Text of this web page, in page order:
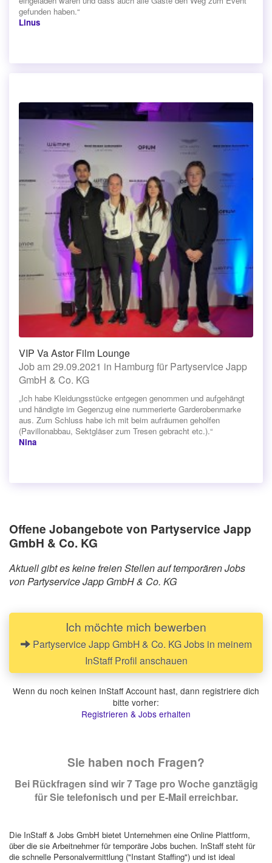
gefunden haben.“
Linus
VIP Va Astor Film Lounge
Job am 29.09.2021 in Hamburg für Partyservice Japp
GmbH & Co. KG
„Ich habe Kleidungsstücke entgegen genommen und aufgehängt
und händigte im Gegenzug eine nummerierte Garderobenmarke
aus. Zum Schluss habe ich mit beim aufräumen geholfen
(Pavillonabbau, Sektgläser zum Tresen gebracht etc.).“
Nina
Offene Jobangebote von Partyservice Japp
GmbH & Co. KG
Aktuell gibt es keine freien Stellen auf temporären Jobs
von Partyservice Japp GmbH & Co. KG
Ich möchte mich bewerben
Partyservice Japp GmbH & Co. KG Jobs in meinem
InStaff Profil anschauen
Wenn du noch keinen InStaff Account hast, dann registriere dich
bitte vorher:
Registrieren & Jobs erhalten
Sie haben noch Fragen?
Bei Rückfragen sind wir 7 Tage pro Woche ganztägig
für Sie telefonisch und per E-Mail erreichbar.
Die InStaff & Jobs GmbH bietet Unternehmen eine Online Plattform,
über die sie Arbeitnehmer für temporäre Jobs buchen. InStaff steht für
die schnelle Personalvermittlung ("Instant Staffing") und ist ideal